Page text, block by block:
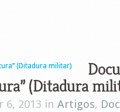
(Ditadura
6, 2013 in Artigos,